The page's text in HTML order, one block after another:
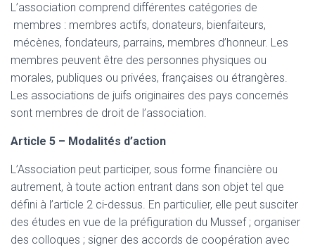
L’association comprend différentes catégories de
membres : membres actifs, donateurs, bienfaiteurs,
mécènes, fondateurs, parrains, membres d’honneur. Les
membres peuvent être des personnes physiques ou
morales, publiques ou privées, françaises ou étrangères.
Les associations de juifs originaires des pays concernés
sont membres de droit de l’association.
Article 5 – Modalités d’action
L’Association peut participer, sous forme financière ou
autrement, à toute action entrant dans son objet tel que
défini à l’article 2 ci-dessus. En particulier, elle peut susciter
des études en vue de la préfiguration du Mussef ; organiser
des colloques ; signer des accords de coopération avec